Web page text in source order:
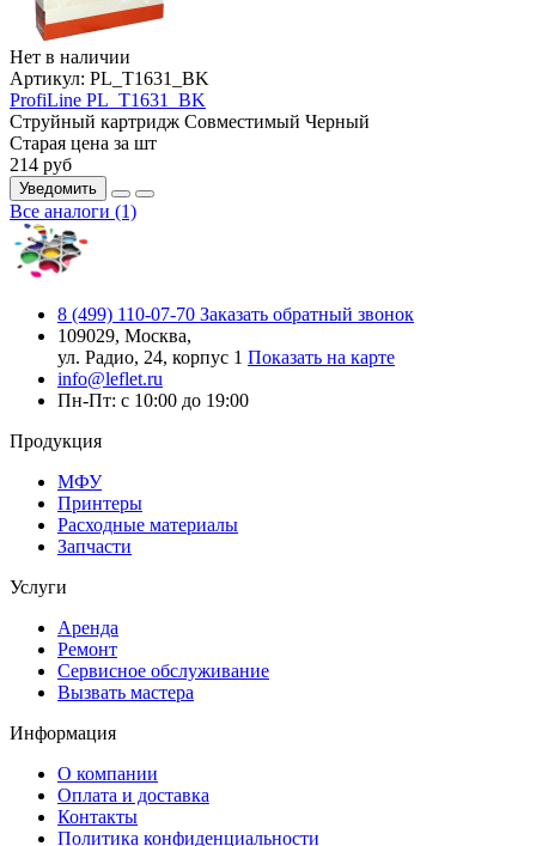
Нет в наличии
Артикул: PL_T1631_BK
ProfiLine PL_T1631_BK
Струйный картридж Совместимый Черный
Старая цена за шт
214 руб
Уведомить
Все аналоги (1)
8 (499) 110-07-70 Заказать обратный звонок
109029, Москва,
ул. Радио, 24, корпус 1 Показать на карте
info@leflet.ru
Пн-Пт: с 10:00 до 19:00
Продукция
МФУ
Принтеры
Расходные материалы
Запчасти
Услуги
Аренда
Ремонт
Сервисное обслуживание
Вызвать мастера
Информация
О компании
Оплата и доставка
Контакты
Политика конфиденциальности